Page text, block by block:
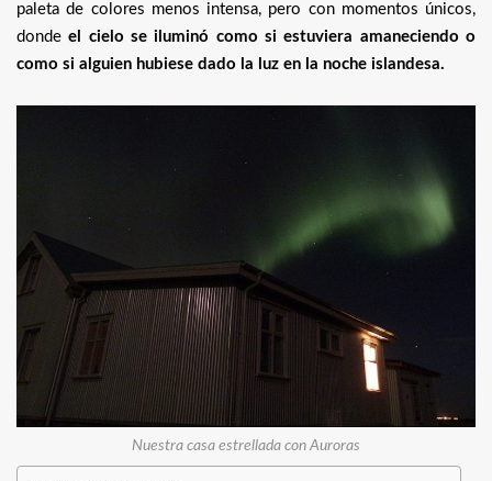
paleta de colores menos intensa, pero con momentos únicos,
dondeel cielo se iluminó como si estuviera amaneciendo o
como si alguien hubiese dado la luz en la noche islandesa.
Nuestra casa estrellada con Auroras